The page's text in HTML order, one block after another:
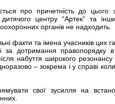
про причетність до цього
центру “Артек” та
органів не надходить.
факти та імена учасників цих
за дотримання правопорядку в
набуття широкого
– зокрема і у справі
свої зусилля на